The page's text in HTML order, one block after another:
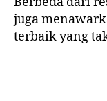
juga
terbaikyang